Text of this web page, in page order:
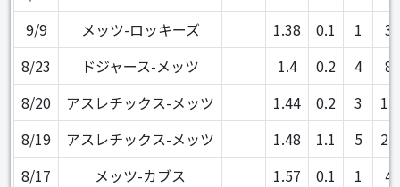
9/9
メッツ-ロッキーズ 1.38 0.1 1
3
8/23
ドジャース-メッツ 1.4 0.2 4
8
8/20
アスレチックス-メッツ 1.44 0.2 3
15
8/19
アスレチックス-メッツ 1.48 1.1 5
25
8/17
メッツ-カブス 1.57 0.1 1
4